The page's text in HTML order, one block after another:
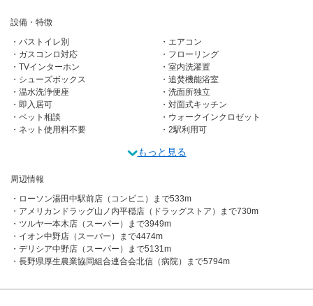
設備・特徴
バストイレ別
エアコン
ガスコンロ対応
フローリング
TVインターホン
室内洗濯置
シューズボックス
追焚機能浴室
温水洗浄便座
洗面所独立
即入居可
対面式キッチン
ペット相談
ウォークインクロゼット
ネット使用料不要
2駅利用可
もっと見る
周辺情報
ローソン湯田中駅前店（コンビニ）まで533m
アメリカンドラッグ山ノ内平穏店（ドラッグストア）まで730m
ツルヤ一本木店（スーパー）まで3949m
イオン中野店（スーパー）まで4474m
デリシア中野店（スーパー）まで5131m
長野県厚生農業協同組合連合会北信（病院）まで5794m